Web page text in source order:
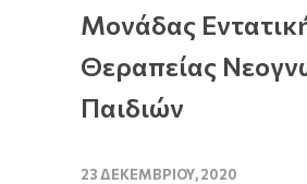
Μονάδας
Θεραπείας
Παιδιών
23 ΔΕΚΕΜΒΡΊΟΥ, 2020